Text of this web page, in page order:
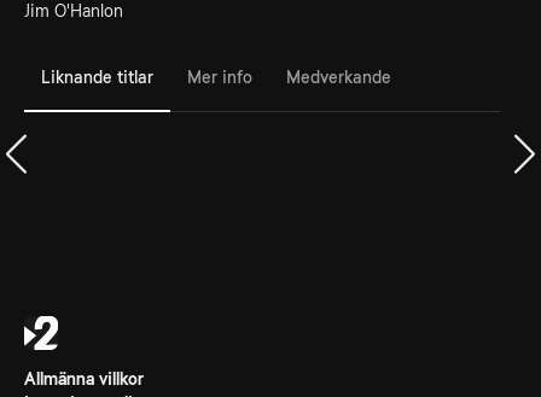
Jim O'Hanlon
Liknande titlar Mer info Medverkande
Allmänna villkor